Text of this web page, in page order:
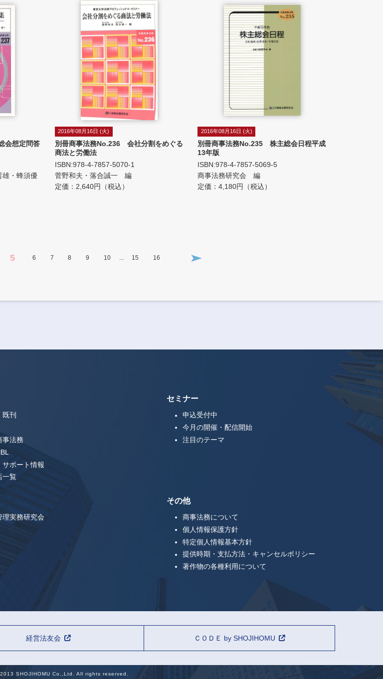
会想定問答
雄・蜂須優
2016年08月16日 (火)
別冊商事法務No.236 会社分割をめぐる
商法と労働法
ISBN:978-4-7857-5070-1
菅野和夫・落合誠一 編
定価：2,640円（税込）
2016年08月16日 (火)
別冊商事法務No.235 株主総会日程平成
13年版
ISBN:978-4-7857-5069-5
商事法務研究会 編
定価：4,180円（税込）
5 6 7 8 9 10 15 16
既刊
事法務
サポート情報
一覧
セミナー
申込受付中
今月の開催・配信開始
注目のテーマ
理実務研究会
その他
商事法務について
個人情報保護方針
特定個人情報基本方針
提供時期・支払方法・キャンセルポリシー
著作物の各種利用について
経営法友会 ＣＯＤＥ by SHOJIHOMU
SHOJIHOMU Co.,Ltd. All rights reserved.